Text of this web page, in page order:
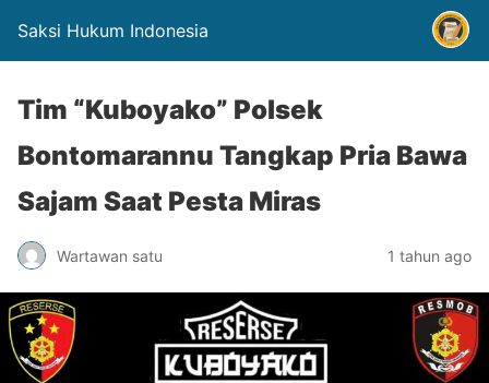
Saksi Hukum Indonesia
Tim “Kuboyako” Polsek
Bontomarannu Tangkap Pria Bawa
Sajam Saat Pesta Miras
Wartawan satu 1 tahun ago